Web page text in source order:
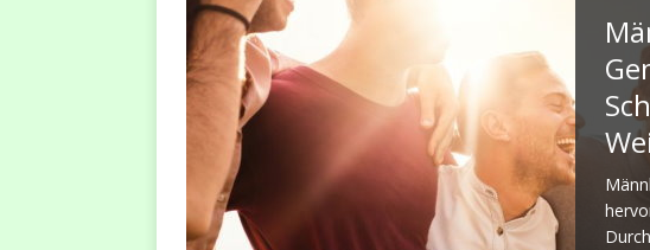
2023
[ 31. Mai 2023 ]
5 Programmierungen aus
PERSÖNLICHKEITS-ENTWICKLUNG
[ 30. April 2023 ]
Warum eine
[ 24. September 2024 ]
Männer brauchen
Weiterentwicklung
MANMOVEMENT